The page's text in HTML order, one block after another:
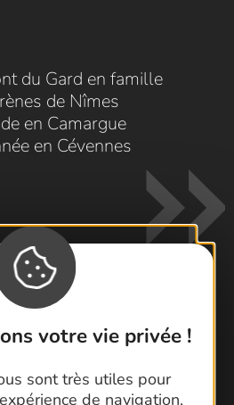
votre vie privée !
sont très utiles pour
de navigation,
du Gard en famille
de Nîmes
en Camargue
en Cévennes
nous !
Brochures